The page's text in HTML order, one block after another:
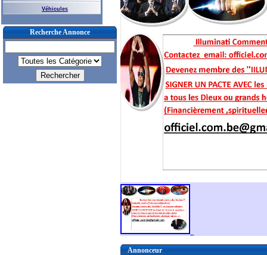
Véhicules
Recherche Annonce
Annonceur